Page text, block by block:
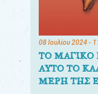
08 Ιουλίου 2024-
ΤΟ ΜΑΓΙΚΟ
ΑΥΤΟ ΤΟ
ΜΕΡΗ ΤΗΣ